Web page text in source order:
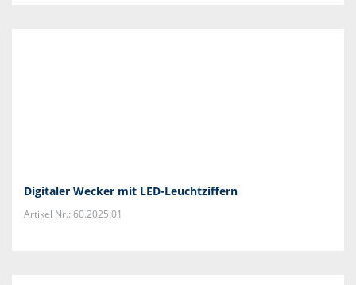
Digitaler Wecker mit LED-Leuchtziffern
Artikel Nr.: 60.2025.01